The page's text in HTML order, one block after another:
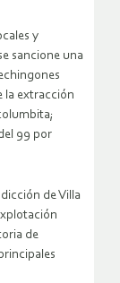
y
sancione una
la extracción
99 por
de Villa
de